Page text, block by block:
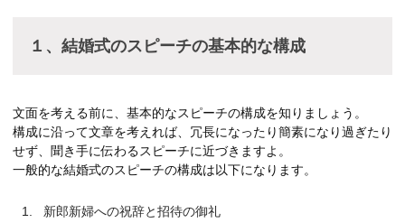
１、結婚式のスピーチの基本的な構成
文面を考える前に、基本的なスピーチの構成を知りましょう。
構成に沿って文章を考えれば、冗長になったり簡素になり過ぎたり
せず、聞き手に伝わるスピーチに近づきますよ。
一般的な結婚式のスピーチの構成は以下になります。
新郎新婦への祝辞と招待の御礼